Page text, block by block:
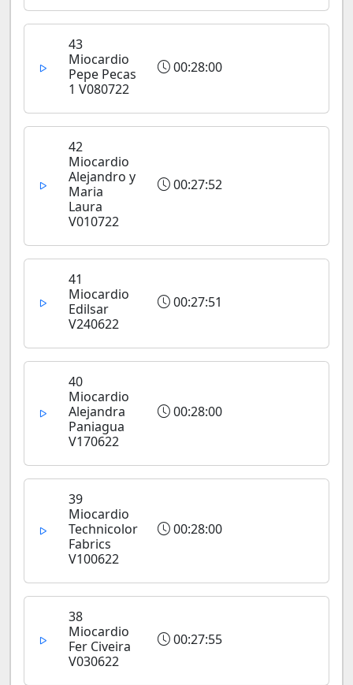
43
Miocardio
Pepe Pecas
1 V080722
00:28:00
42
Miocardio
Alejandro y
Maria
Laura
V010722
00:27:52
41
Miocardio
Edilsar
V240622
00:27:51
40
Miocardio
Alejandra
Paniagua
V170622
00:28:00
39
Miocardio
Technicolor
Fabrics
V100622
00:28:00
38
Miocardio
Fer Civeira
V030622
00:27:55